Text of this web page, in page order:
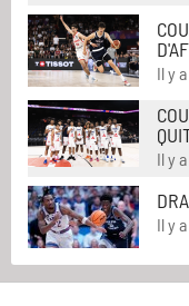
Il y
Il y
Il y